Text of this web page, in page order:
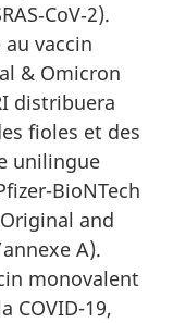
vaccin
& Omicron
distribuera
fioles et des
unilingue
BioNTech
and
A).
monovalent
COVID-19,